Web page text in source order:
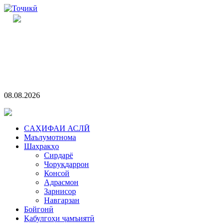
08.08.2026
CАҲИФАИ АСЛӢ
Маълумотнома
Шаҳракҳо
Сирдарё
Чоруқдаррон
Консой
Адрасмон
Зарнисор
Навгарзан
Бойгонӣ
Қабулгоҳи ҷамъиятӣ